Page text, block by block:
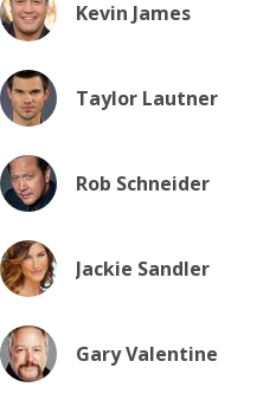
Kevin James
Taylor Lautner
Rob Schneider
Jackie Sandler
Gary Valentine